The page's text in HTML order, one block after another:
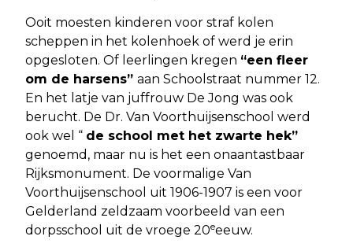
Ooit moesten kinderen voor straf kolen
scheppen in het kolenhoek of werd je erin
opgesloten. Of leerlingen kregen “een fleer
om de harsens” aan Schoolstraat nummer 12.
En het latje van juffrouw De Jong was ook
berucht. De Dr. Van Voorthuijsenschool werd
ook wel “ de school met het zwarte hek”
genoemd, maar nu is het een onaantastbaar
Rijksmonument. De voormalige Van
Voorthuijsenschool uit 1906-1907 is een voor
Gelderland zeldzaam voorbeeld van een
dorpsschool uit de vroege 20eeeuw.